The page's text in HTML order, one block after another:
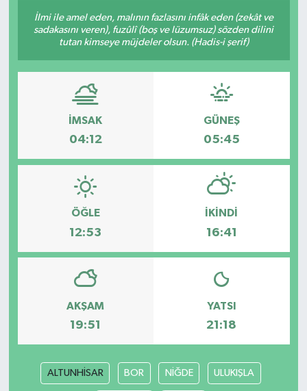
İlmi ile amel eden, malının fazlasını infâk eden (zekât ve
sadakasını veren), fuzûlî (boş ve lüzumsuz) sözden dilini
tutan kimseye müjdeler olsun. (Hadis-i şerif)
İMSAK
04:12
GÜNEŞ
05:45
ÖĞLE
12:53
İKINDI
16:41
AKŞAM
19:51
YATSI
21:18
ALTUNHİSAR BOR NİĞDE ULUKIŞLA
Magazin
Müzik
Resmi İlanlar
Sinemalar
Spor
Türkiye
Video Haber